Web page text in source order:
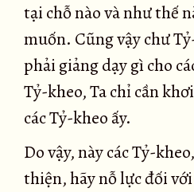
tại chỗ nào và như thế
muốn. Cũng vậy chư
phải giảng dạy gì cho
Tỷ-kheo, Ta chỉ cần
các Tỷ-kheo ấy.
Do vậy, này các Tỷ-
thiện, hãy nỗ lực đối